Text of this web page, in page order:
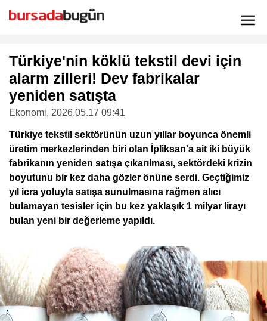
Türkiye'nin köklü tekstil devi için
alarm zilleri! Dev fabrikalar
yeniden satışta
Ekonomi, 2026.05.17 09:41
Türkiye tekstil sektörünün uzun yıllar boyunca önemli
üretim merkezlerinden biri olan İpliksan'a ait iki büyük
fabrikanın yeniden satışa çıkarılması, sektördeki krizin
boyutunu bir kez daha gözler önüne serdi. Geçtiğimiz
yıl icra yoluyla satışa sunulmasına rağmen alıcı
bulamayan tesisler için bu kez yaklaşık 1 milyar lirayı
bulan yeni bir değerleme yapıldı.